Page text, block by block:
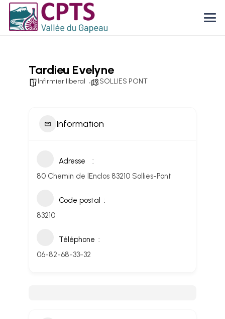
Tardieu Evelyne
Infirmier liberal SOLLIES PONT
Information
Adresse
80 Chemin de lEnclos 83210 Sollies-Pont
Code postal
83210
Téléphone
06-82-68-33-32